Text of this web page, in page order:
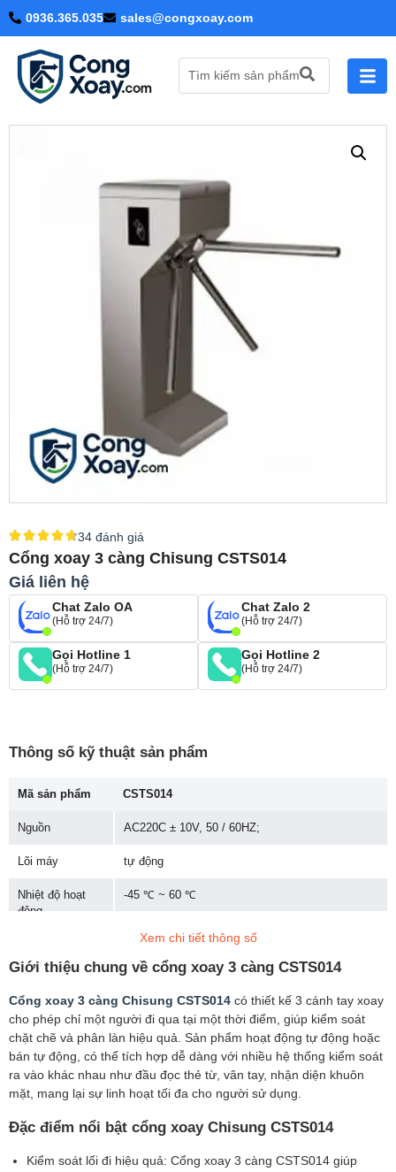
0936.365.035 sales@congxoay.com
Tìm kiếm sản phẩm
34 đánh giá
Cổng xoay 3 càng Chisung CSTS014
Giá liên hệ
Chat Zalo OA
(Hỗ trợ 24/7)
Chat Zalo 2
(Hỗ trợ 24/7)
Gọi Hotline 1
(Hỗ trợ 24/7)
Gọi Hotline 2
(Hỗ trợ 24/7)
Giới thiệu chung về cổng xoay 3 càng CSTS014
Cổng xoay 3 càng Chisung CSTS014 có thiết kế 3 cánh tay xoay
cho phép chỉ một người đi qua tại một thời điểm, giúp kiểm soát
chặt chẽ và phân làn hiệu quả. Sản phẩm hoạt động tự động hoặc
bán tự động, có thể tích hợp dễ dàng với nhiều hệ thống kiểm soát
ra vào khác nhau như đầu đọc thẻ từ, vân tay, nhận diện khuôn
mặt, mang lại sự linh hoạt tối đa cho người sử dụng.
Đặc điểm nổi bật cổng xoay Chisung CSTS014
Kiểm soát lối đi hiệu quả: Cổng xoay 3 càng CSTS014 giúp
Thông số kỹ thuật sản phẩm
Mã sản phẩm CSTS014
Nguồn AC220C ± 10V, 50 / 60HZ;
Lõi máy tự động
Nhiệt độ hoạt
động
-45 ℃ ~ 60 ℃
đối
≤ 95%, Không ngưng tụ
Chiều rộng
đường đi
≤ 600mm
Tốc độ vượt qua 45 người / phút
Động cơ Động cơ DC không chổi than DC, 30W / 24V
100ms DC12V, Dòng> 10Ma
Kết nối truyền
Truyền thông RS485
Xem chi tiết thông số